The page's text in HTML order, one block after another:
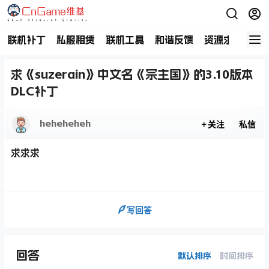
联机补丁 私服租赁 联机工具 和谐反馈 资源求助 商
求《suzerain》中文名《宗主国》的3.10版本
DLC补丁
heheheheh 关注 私信
求求求
写回答
回答 默认排序 时间排序